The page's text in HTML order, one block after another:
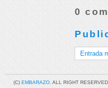
0
Entrada
(C) EMBARAZO . ALL RIGHT RESERVED.